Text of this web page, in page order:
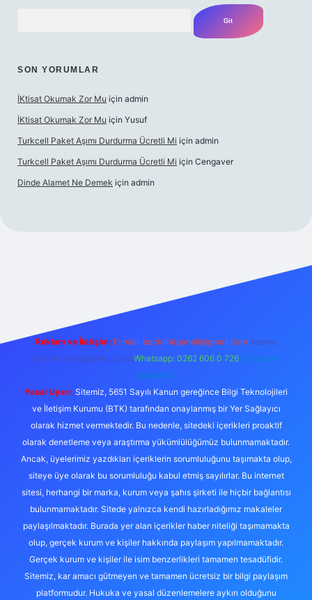
SON YORUMLAR
İKtisat Okumak Zor Mu için admin
İKtisat Okumak Zor Mu için Yusuf
Turkcell Paket Aşımı Durdurma Ücretli Mi için admin
Turkcell Paket Aşımı Durdurma Ücretli Mi için Cengaver
Dinde Alamet Ne Demek için admin
Reklam ve İletişim: E-mail: backlinkpaneli@gmail.com Teams:
forumhizmeti@gmail.com Whatsapp: 0262 606 0 726 Telegram:
@karabul
Yasal Uyarı: Sitemiz, 5651 Sayılı Kanun gereğince Bilgi Teknolojileri
ve İletişim Kurumu (BTK) tarafından onaylanmış bir Yer Sağlayıcı
olarak hizmet vermektedir. Bu nedenle, sitedeki içerikleri proaktif
olarak denetleme veya araştırma yükümlülüğümüz bulunmamaktadır.
Ancak, üyelerimiz yazdıkları içeriklerin sorumluluğunu taşımakta olup,
siteye üye olarak bu sorumluluğu kabul etmiş sayılırlar. Bu internet
sitesi, herhangi bir marka, kurum veya şahıs şirketi ile hiçbir bağlantısı
bulunmamaktadır. Sitede yalnızca kendi hazırladığımız makaleler
paylaşılmaktadır. Burada yer alan içerikler haber niteliği taşımamakta
olup, gerçek kurum ve kişiler hakkında paylaşım yapılmamaktadır.
Gerçek kurum ve kişiler ile isim benzerlikleri tamamen tesadüfidir.
Sitemiz, kar amacı gütmeyen ve tamamen ücretsiz bir bilgi paylaşım
platformudur. Hukuka ve yasal düzenlemelere aykırı olduğunu